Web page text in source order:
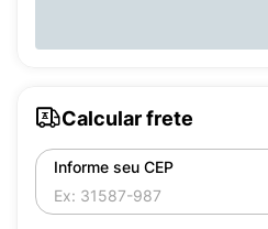
Calcular frete
Informe seu CEP